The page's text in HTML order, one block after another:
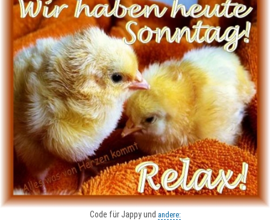
Code für Jappy und andere: